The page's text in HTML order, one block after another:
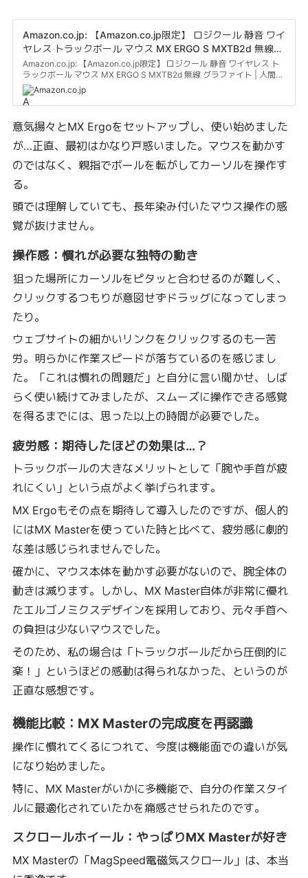
Amazon.co.jp: 【Amazon.co.jp限定】 ロジクール 静音 ワイ
ヤレス トラックボール マウス MX ERGO S MXTB2d 無線
グラファイト | 人間工学デザインにより、前腕の筋肉緊張を
27%軽減、Logi Bolt、Bluetooth、USB-C 充電式、
windows、macOS、iPadOS、ChromeOS、Android、国内
正規品、Amazon.co.jp限定 壁紙ダウンロード付き : パソコ
Amazon.co.jp: 【Amazon.co.jp限定】 ロジクール 静音 ワイヤレス ト
ラックボール マウス MX ERGO S MXTB2d 無線 グラファイト | 人間工
学デザインにより、前腕の筋肉緊張を27%軽減、Logi Bolt、
Bluetooth、USB-C 充電式、windows、macOS、iPadOS、
ChromeOS、Android、国内正規品、Amazon.co.jp限定 壁紙ダウンロ
Amazon.co.jp
意気揚々とMX Ergoをセットアップし、使い始めました
が…正直、最初はかなり戸惑いました。マウスを動かす
のではなく、親指でボールを転がしてカーソルを操作す
る。
頭では理解していても、長年染み付いたマウス操作の感
覚が抜けません。
操作感：慣れが必要な独特の動き
狙った場所にカーソルをピタッと合わせるのが難しく、
クリックするつもりが意図せずドラッグになってしまっ
たり。
ウェブサイトの細かいリンクをクリックするのも一苦
労。明らかに作業スピードが落ちているのを感じまし
た。「これは慣れの問題だ」と自分に言い聞かせ、しば
らく使い続けてみましたが、スムーズに操作できる感覚
を得るまでには、思った以上の時間が必要でした。
疲労感：期待したほどの効果は…？
トラックボールの大きなメリットとして「腕や手首が疲
れにくい」という点がよく挙げられます。
MX Ergoもその点を期待して導入したのですが、個人的
にはMX Masterを使っていた時と比べて、疲労感に劇的
な差は感じられませんでした。
確かに、マウス本体を動かす必要がないので、腕全体の
動きは減ります。しかし、MX Master自体が非常に優れ
たエルゴノミクスデザインを採用しており、元々手首へ
の負担は少ないマウスでした。
そのため、私の場合は「トラックボールだから圧倒的に
楽！」というほどの感動は得られなかった、というのが
正直な感想です。
機能比較：MX Masterの完成度を再認識
操作に慣れてくるにつれて、今度は機能面での違いが気
になり始めました。
特に、MX Masterがいかに多機能で、自分の作業スタイ
ルに最適化されていたかを痛感させられたのです。
スクロールホイール：やっぱりMX Masterが好き
MX Masterの「MagSpeed電磁気スクロール」は、本当